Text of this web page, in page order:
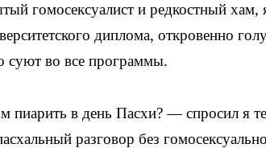
гомосексуалист и редкостный хам,
диплома, откровенно
суют во все программы.
пиарить в день Пасхи? — спросил я
разговор без